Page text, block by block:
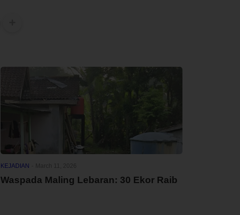
KEJADIAN
Waspada Maling Lebaran: 30 Ekor Raib